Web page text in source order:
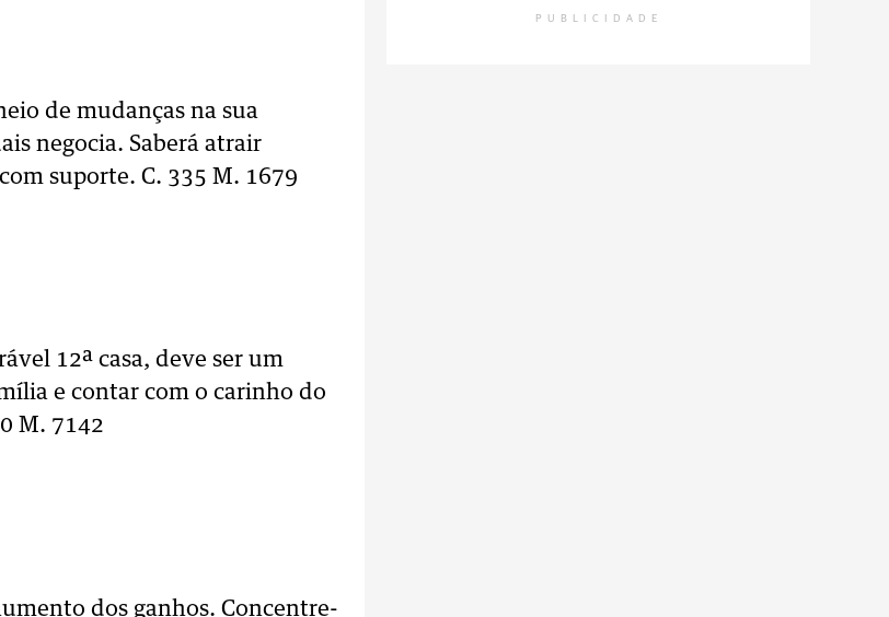
de mudanças na sua
negocia. Saberá atrair
suporte. C. 335 M. 1679
12ª casa, deve ser um
e contar com o carinho do
M. 7142
dos ganhos. Concentre-
PUBLICIDADE